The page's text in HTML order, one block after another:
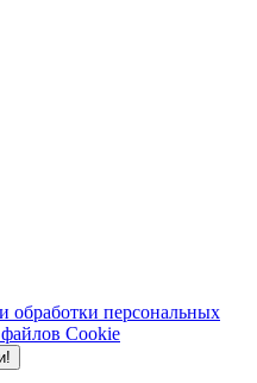
обработки персональных
Cookie